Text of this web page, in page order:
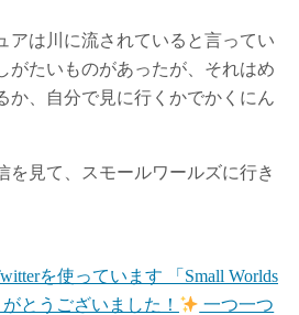
アは川に流されていると言ってい
がたいものがあったが、それはめ
か、自分で見に行くかでかくにん
を見て、スモールワールズに行き
を使っています 「Small Worlds
とうございました！
一つ一つ